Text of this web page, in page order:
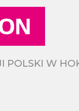
POLSKI W